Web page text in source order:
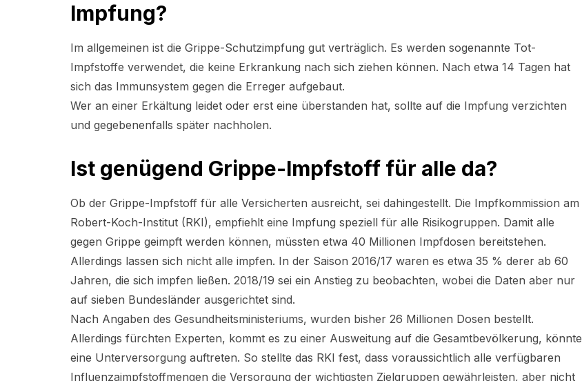
Impfung?
Im allgemeinen ist die Grippe-Schutzimpfung gut verträglich. Es werden sogenannte Tot-
Impfstoffe verwendet, die keine Erkrankung nach sich ziehen können. Nach etwa 14 Tagen hat
sich das Immunsystem gegen die Erreger aufgebaut.
Wer an einer Erkältung leidet oder erst eine überstanden hat, sollte auf die Impfung verzichten
und gegebenenfalls später nachholen.
Ist genügend Grippe-Impfstoff für alle da?
Ob der Grippe-Impfstoff für alle Versicherten ausreicht, sei dahingestellt. Die Impfkommission am
Robert-Koch-Institut (RKI), empfiehlt eine Impfung speziell für alle Risikogruppen. Damit alle
gegen Grippe geimpft werden können, müssten etwa 40 Millionen Impfdosen bereitstehen.
Allerdings lassen sich nicht alle impfen. In der Saison 2016/17 waren es etwa 35 % derer ab 60
Jahren, die sich impfen ließen. 2018/19 sei ein Anstieg zu beobachten, wobei die Daten aber nur
auf sieben Bundesländer ausgerichtet sind.
Nach Angaben des Gesundheitsministeriums, wurden bisher 26 Millionen Dosen bestellt.
Allerdings fürchten Experten, kommt es zu einer Ausweitung auf die Gesamtbevölkerung, könnte
eine Unterversorgung auftreten. So stellte das RKI fest, dass voraussichtlich alle verfügbaren
Influenzaimpfstoffmengen die Versorgung der wichtigsten Zielgruppen gewährleisten, aber nicht